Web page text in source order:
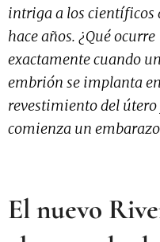
intriga a los científicos
hace años. ¿Qué ocurre
exactamente cuando un
embrión se implanta
revestimiento del útero
comienza un
El nuevo